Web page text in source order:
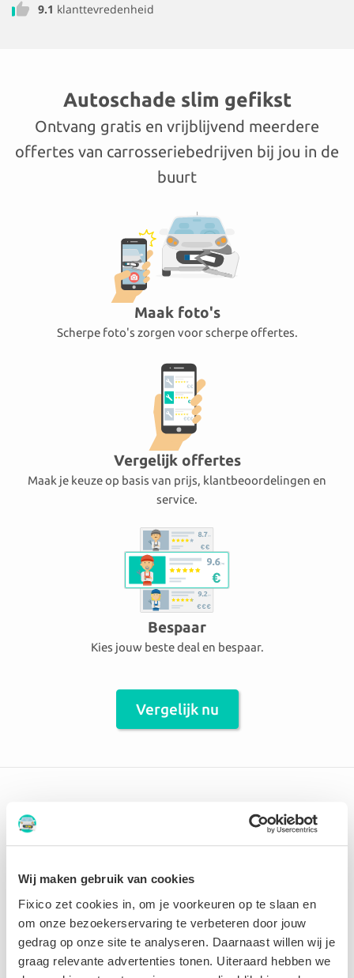
Wij maken gebruik van cookies
Fixico zet cookies in, om je voorkeuren op te slaan en
om onze bezoekerservaring te verbeteren door jouw
gedrag op onze site te analyseren. Daarnaast willen wij je
graag relevante advertenties tonen. Uiteraard hebben we
9.1 klanttevredenheid
Autoschade slim gefikst
Ontvang gratis en vrijblijvend meerdere
offertes van carrosseriebedrijven bij jou in de
buurt
Maak foto's
Scherpe foto's zorgen voor scherpe offertes.
Vergelijk offertes
Maak je keuze op basis van prijs, klantbeoordelingen en
service.
Bespaar
Kies jouw beste deal en bespaar.
Vergelijk nu
Er zijn 27 carrosseriebedrijven
aangesloten in de omgeving Gistel
9.4 Perfect